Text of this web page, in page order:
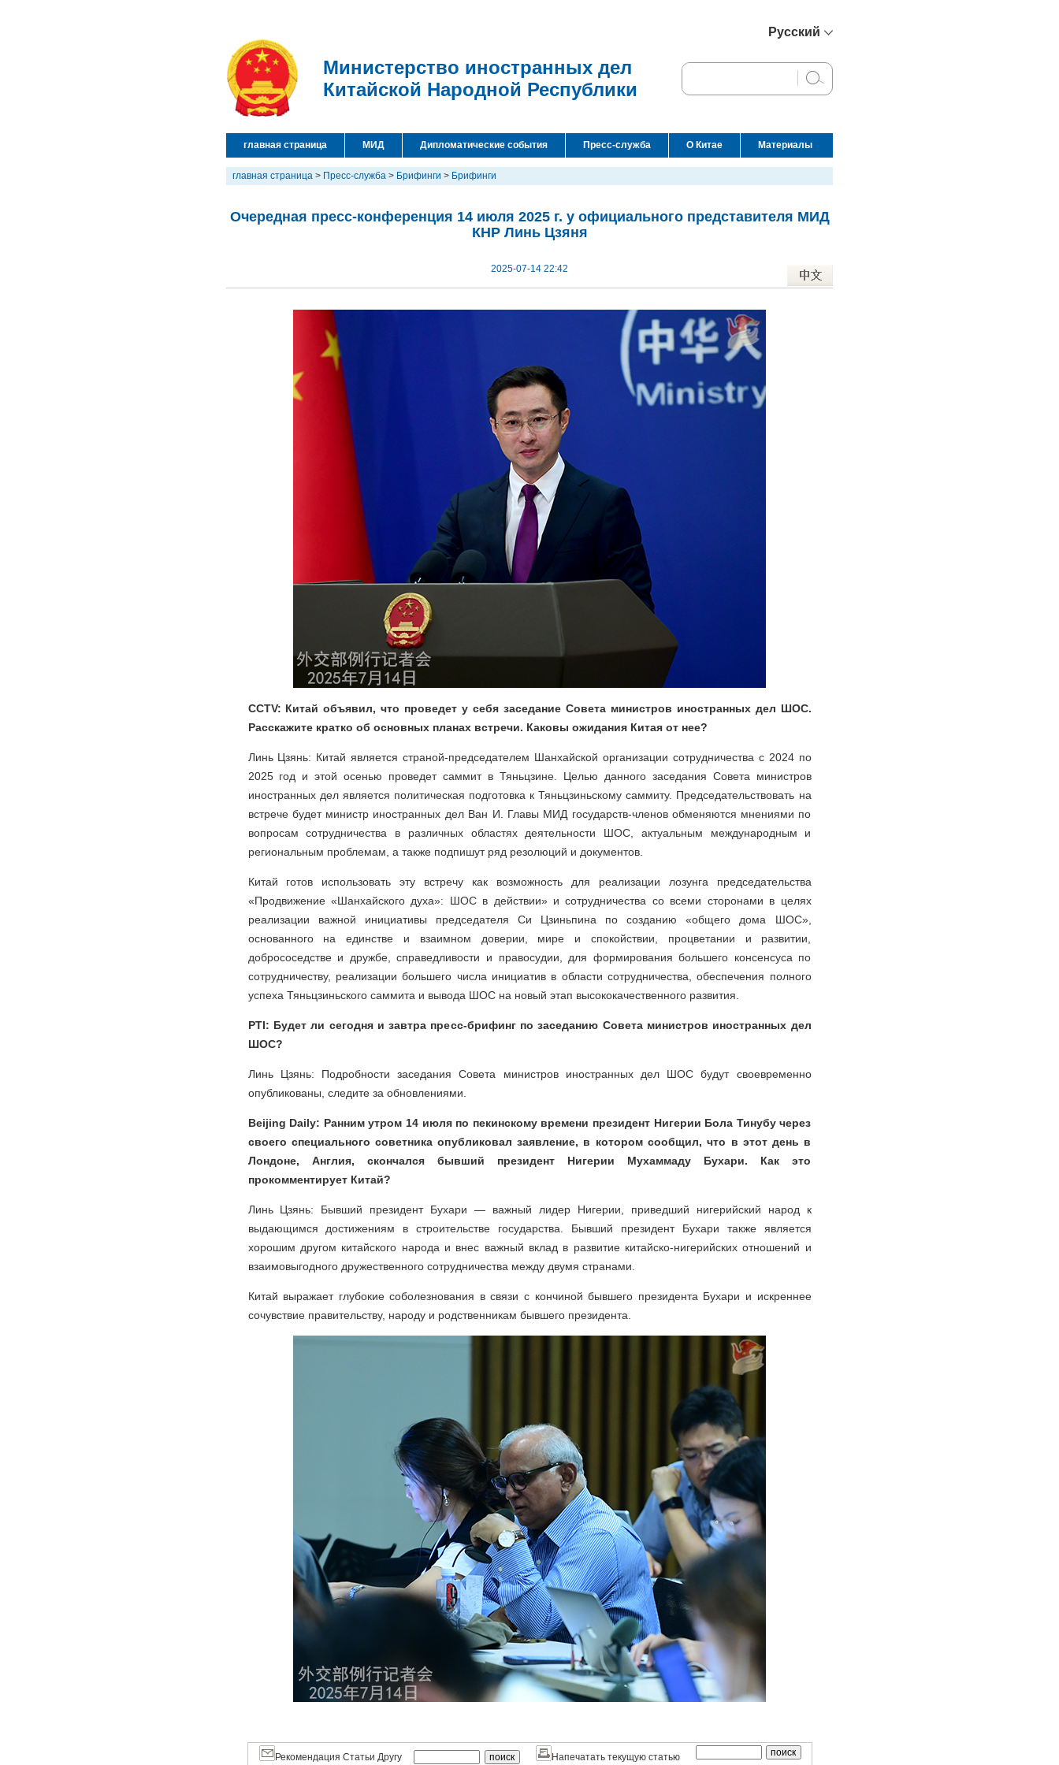
Русский
English
Español
عربي
Министерство иностранных дел
Китайской Народной Республики
главная страница МИД Дипломатические события Пресс-служба О Китае Материалы
главная страница > Пресс-служба > Брифинги > Брифинги
Очередная пресс-конференция 14 июля 2025 г. у официального представителя МИД
КНР Линь Цзяня
2025-07-14 22:42
CCTV: Китай объявил, что проведет у себя заседание Совета министров иностранных дел ШОС.
Расскажите кратко об основных планах встречи. Каковы ожидания Китая от нее?
Линь Цзянь: Китай является страной-председателем Шанхайской организации сотрудничества с 2024 по
2025 год и этой осенью проведет саммит в Тяньцзине. Целью данного заседания Совета министров
иностранных дел является политическая подготовка к Тяньцзиньскому саммиту. Председательствовать на
встрече будет министр иностранных дел Ван И. Главы МИД государств-членов обменяются мнениями по
вопросам сотрудничества в различных областях деятельности ШОС, актуальным международным и
региональным проблемам, а также подпишут ряд резолюций и документов.
Китай готов использовать эту встречу как возможность для реализации лозунга председательства
«Продвижение «Шанхайского духа»: ШОС в действии» и сотрудничества со всеми сторонами в целях
реализации важной инициативы председателя Си Цзиньпина по созданию «общего дома ШОС»,
основанного на единстве и взаимном доверии, мире и спокойствии, процветании и развитии,
добрососедстве и дружбе, справедливости и правосудии, для формирования большего консенсуса по
сотрудничеству, реализации большего числа инициатив в области сотрудничества, обеспечения полного
успеха Тяньцзиньского саммита и вывода ШОС на новый этап высококачественного развития.
PTI: Будет ли сегодня и завтра пресс-брифинг по заседанию Совета министров иностранных дел
ШОС?
Линь Цзянь: Подробности заседания Совета министров иностранных дел ШОС будут своевременно
опубликованы, следите за обновлениями.
Beijing Daily: Ранним утром 14 июля по пекинскому времени президент Нигерии Бола Тинубу через
своего специального советника опубликовал заявление, в котором сообщил, что в этот день в
Лондоне, Англия, скончался бывший президент Нигерии Мухаммаду Бухари. Как это
прокомментирует Китай?
Линь Цзянь: Бывший президент Бухари — важный лидер Нигерии, приведший нигерийский народ к
выдающимся достижениям в строительстве государства. Бывший президент Бухари также является
хорошим другом китайского народа и внес важный вклад в развитие китайско-нигерийских отношений и
взаимовыгодного дружественного сотрудничества между двумя странами.
Китай выражает глубокие соболезнования в связи с кончиной бывшего президента Бухари и искреннее
сочувствие правительству, народу и родственникам бывшего президента.
Рекомендация Статьи Другу Напечатать текущую статью